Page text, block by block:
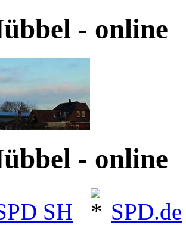
- online
- online
SH
SPD.de